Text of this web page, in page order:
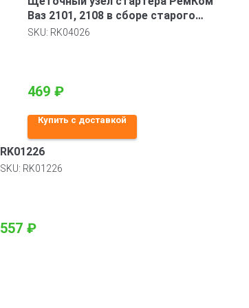
Ваз 2101, 2108 в сборе старого
образца
SKU: RK04026
469 ₽
Купить с доставкой
RK01226
SKU: RK01226
557 ₽